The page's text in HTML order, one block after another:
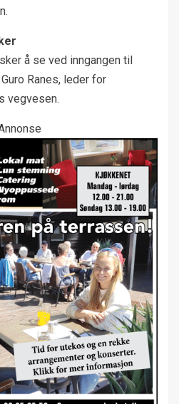
å se ved inngangen til
Ranes, leder for
vegvesen.